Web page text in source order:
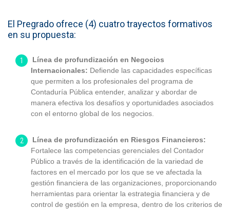
El Pregrado ofrece (4) cuatro trayectos formativos
en su propuesta:
Línea de profundización en Negocios
Internacionales: Defiende las capacidades específicas
que permiten a los profesionales del programa de
Contaduría Pública entender, analizar y abordar de
manera efectiva los desafíos y oportunidades asociados
con el entorno global de los negocios.
Línea de profundización en Riesgos Financieros:
Fortalece las competencias gerenciales del Contador
Público a través de la identificación de la variedad de
factores en el mercado por los que se ve afectada la
gestión financiera de las organizaciones, proporcionando
herramientas para orientar la estrategia financiera y de
control de gestión en la empresa, dentro de los criterios de